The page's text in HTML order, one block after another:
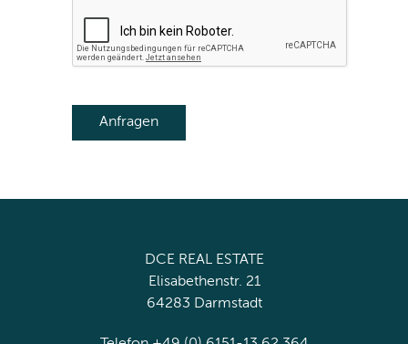
DCE REAL ESTATE
Elisabethenstr. 21
64283 Darmstadt